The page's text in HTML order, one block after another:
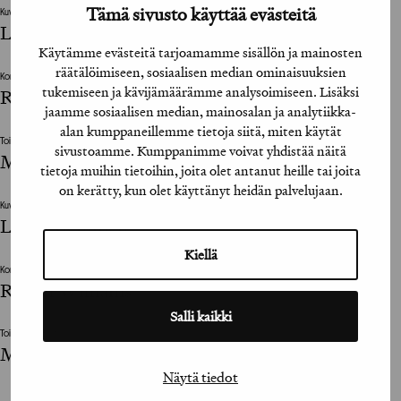
Tämä sivusto käyttää evästeitä
Käytämme evästeitä tarjoamamme sisällön ja mainosten
räätälöimiseen, sosiaalisen median ominaisuuksien
tukemiseen ja kävijämäärämme analysoimiseen. Lisäksi
jaamme sosiaalisen median, mainosalan ja analytiikka-
alan kumppaneillemme tietoja siitä, miten käytät
sivustoamme. Kumppanimme voivat yhdistää näitä
tietoja muihin tietoihin, joita olet antanut heille tai joita
on kerätty, kun olet käyttänyt heidän palvelujaan.
Kiellä
Salli kaikki
Näytä tiedot
Kuvittaja / Illustrator
Lotta Nieminen
Konseptisuunnittelija / Concept Designer
Rachel Williams
Toimittaja / Editor
Marina Johnson
Kuvittaja / Illustrator
Lotta Nieminen
Konseptisuunnittelija / Concept Designer
Rachel Williams
Toimittaja / Editor
Marina Johnson